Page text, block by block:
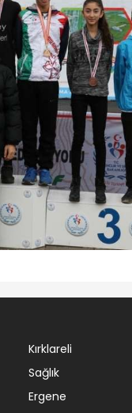
Kırklareli
Sağlık
Ergene